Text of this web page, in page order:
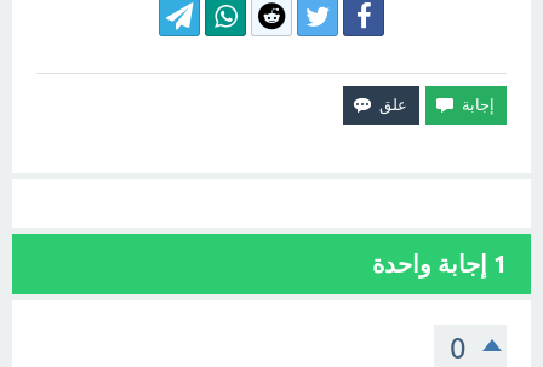
1 إجابة واحدة
0